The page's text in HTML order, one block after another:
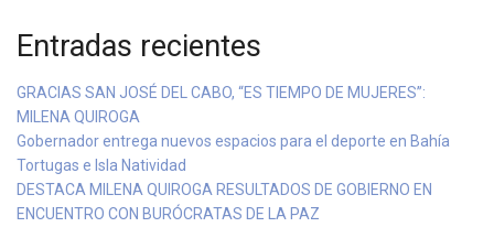
Entradas recientes
GRACIAS SAN JOSÉ DEL CABO, “ES TIEMPO DE MUJERES”:
MILENA QUIROGA
Gobernador entrega nuevos espacios para el deporte en Bahía
Tortugas e Isla Natividad
DESTACA MILENA QUIROGA RESULTADOS DE GOBIERNO EN
ENCUENTRO CON BURÓCRATAS DE LA PAZ